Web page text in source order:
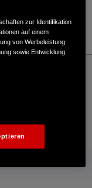
Offizielle Website |
zur Identifikation
auf einem
von Werbeleistung
sowie Entwicklung